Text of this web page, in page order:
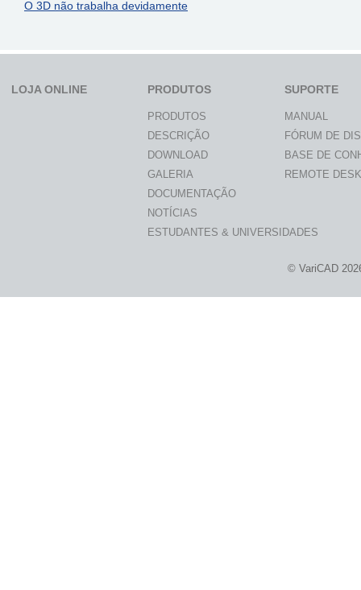
O 3D não trabalha devidamente
LOJA ONLINE PRODUTOS
PRODUTOS
DESCRIÇÃO
DOWNLOAD
GALERIA
DOCUMENTAÇÃO
NOTÍCIAS
ESTUDANTES & UNIVERSIDADES
SUPORTE
MANUAL
FÓRUM DE
BASE DE
REMOTE
© VariCAD